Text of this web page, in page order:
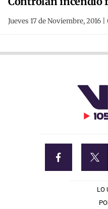
Jueves 17 de Noviembre, 2016
LO